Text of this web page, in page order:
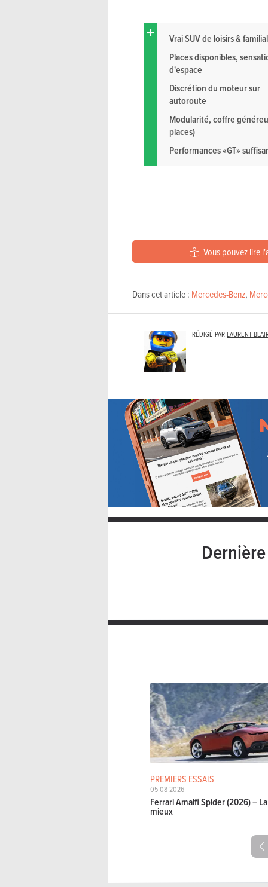
Vrai SUV de loisirs & familial
Places disponibles,
d'espace
Discrétion du moteur sur
autoroute
Modularité, coffre
places)
Performances «GT»
Vous pouvez lire
Dans cet article : Mercedes-Benz,
RÉDIGÉ PARLAURENT
PREMIERS ESSAIS
05-08-2026
Ferrari Amalfi Spider (2026) –
mieux